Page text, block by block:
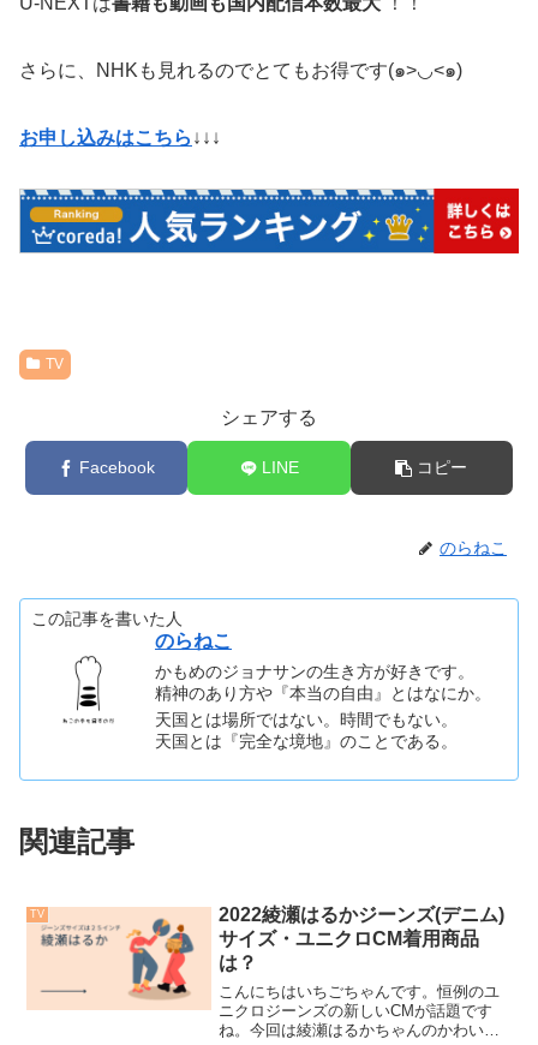
さらに、NHKも見れるのでとてもお得です(๑>◡<๑)
お申し込みはこちら ↓↓↓
TV
シェアする
Facebook LINE コピー
のらねこ
この記事を書いた人
のらねこ
かもめのジョナサンの生き方が好きです。
精神のあり方や『本当の自由』とはなにか。
天国とは場所ではない。時間でもない。
天国とは『完全な境地』のことである。
関連記事
TV
2022綾瀬はるかジーンズ(デニム)
サイズ・ユニクロCM着用商品
は？
こんにちはいちごちゃんです。恒例のユ
ニクロジーンズの新しいCMが話題です
ね。今回は綾瀬はるかちゃんのかわいい